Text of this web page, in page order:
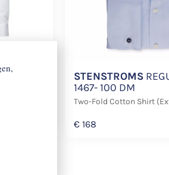
STENSTROMS
1467- 100 DM
Two-Fold Cotton Shirt
€168